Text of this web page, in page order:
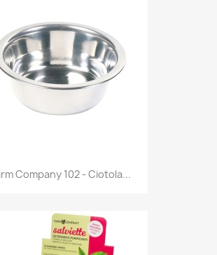
Anteprima
Company 102 - Ciotola...